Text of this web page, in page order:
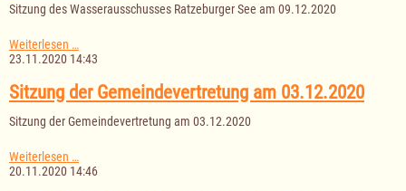
am
Sitzung des Wasserausschusses Ratzeburger See am 09.12.2020
Weiterlesen …
des
Ratzeburger
See
am
09.12.2020
23.11.2020 14:43
Sitzung der Gemeindevertretung am 03.12.2020
Sitzung der Gemeindevertretung am 03.12.2020
Weiterlesen …
der
20.11.2020 14:46